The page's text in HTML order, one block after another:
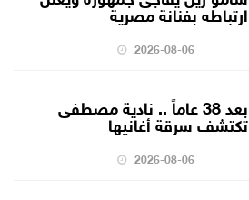
ارتباطه بفنانة مصرية
2026-08-06
بعد 38 عاماً .. نادية مصطفى
تكتشف سرقة أغانيها
2026-08-06